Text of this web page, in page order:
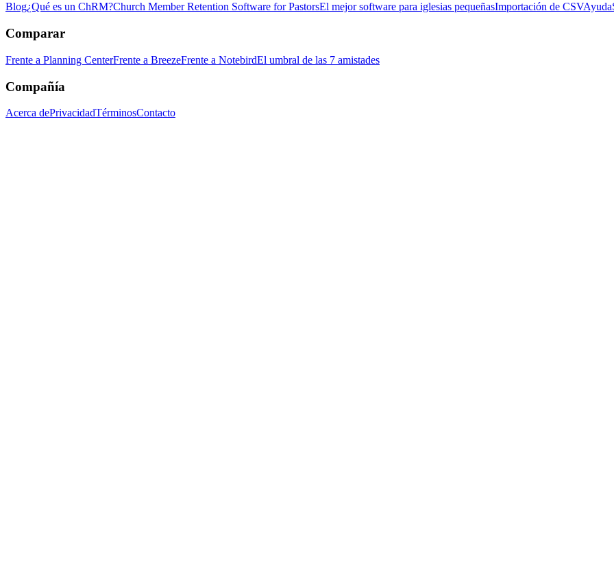
Blog¿Qué es un ChRM?Church Member Retention Software for PastorsEl mejor software para iglesias pequeñasImportación de CSVAyuda
Comparar
Frente a Planning CenterFrente a BreezeFrente a NotebirdEl umbral de las 7 amistades
Compañía
Acerca dePrivacidadTérminosContacto